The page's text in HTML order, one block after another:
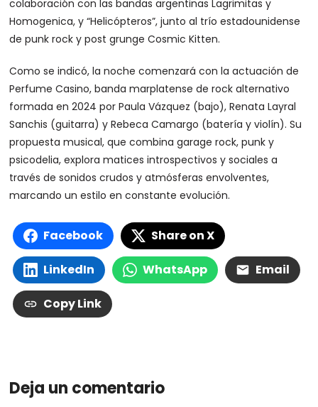
colaboración con las bandas argentinas Lagrimitas y
Homogenica, y “Helicópteros”, junto al trío estadounidense
de punk rock y post grunge Cosmic Kitten.
Como se indicó, la noche comenzará con la actuación de
Perfume Casino, banda marplatense de rock alternativo
formada en 2024 por Paula Vázquez (bajo), Renata Layral
Sanchis (guitarra) y Rebeca Camargo (batería y violín). Su
propuesta musical, que combina garage rock, punk y
psicodelia, explora matices introspectivos y sociales a
través de sonidos crudos y atmósferas envolventes,
marcando un estilo en constante evolución.
Facebook Share on X
LinkedIn WhatsApp Email
Copy Link
Deja un comentario